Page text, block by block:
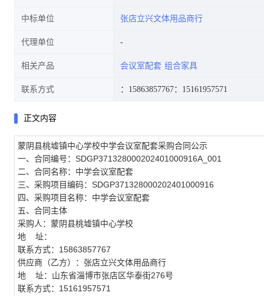
中标单位 张店立兴文体用品商行
代理单位
相关产品 会议室配套 组合家具
联系方式 ：15863857767：15161957571
正文内容
蒙阴县桃墟镇中心学校中学会议室配套采购合同公示
一、合同编号：SDGP371328000202401000916A_001
二、合同名称：中学会议室配套
三、采购项目编码：SDGP371328000202401000916
四、采购项目名称：中学会议室配套
五、合同主体
采购人：蒙阴县桃墟镇中心学校
地 址：
联系方式：15863857767
供应商（乙方）：张店立兴文体用品商行
地 址：山东省淄博市张店区华泰街276号
联系方式：15161957571